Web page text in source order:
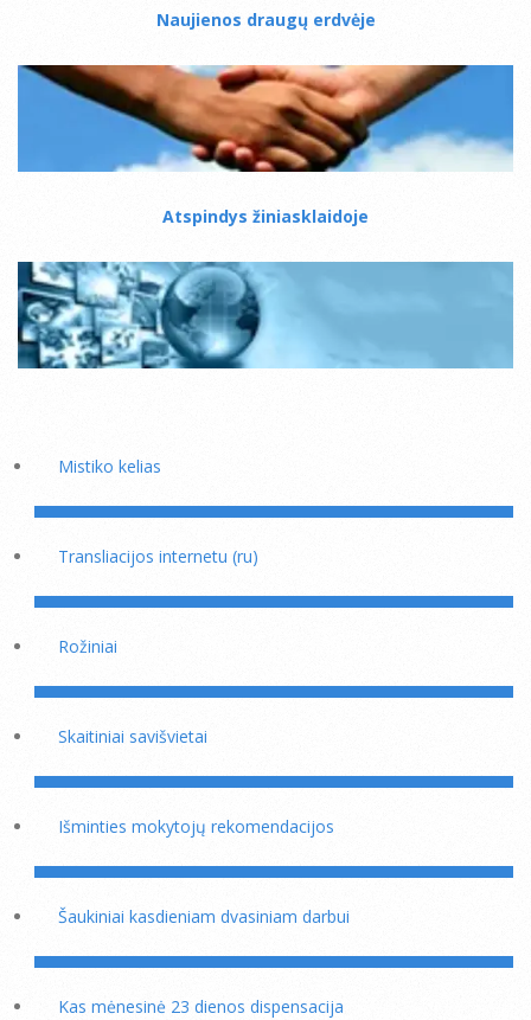
Naujienos draugų erdvėje
Atspindys žiniasklaidoje
Mistiko kelias
Transliacijos internetu (ru)
Rožiniai
Skaitiniai savišvietai
Išminties mokytojų rekomendacijos
Šaukiniai kasdieniam dvasiniam darbui
Kas mėnesinė 23 dienos dispensacija